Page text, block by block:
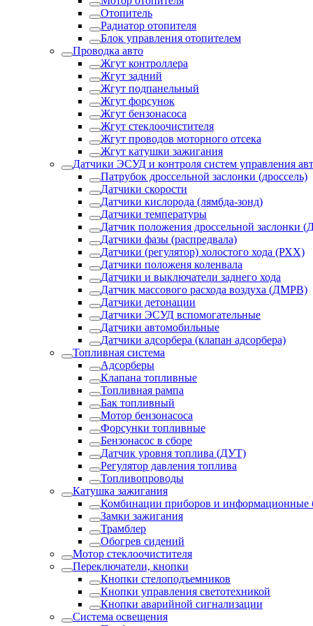
Отопитель
Радиатор отопителя
Блок управления отопителем
Проводка авто
Жгут контроллера
Жгут задний
Жгут подпанельный
Жгут форсунок
Жгут бензонасоса
Жгут стеклоочистителя
Жгут проводов моторного отсека
Жгут катушки зажигания
Датчики ЭСУД и контроля систем управления
Патрубок дроссельной заслонки (дроссель)
Датчики скорости
Датчики кислорода (лямбда-зонд)
Датчики температуры
Датчик положения дроссельной заслонки
Датчики фазы (распредвала)
Датчики (регулятор) холостого хода (РХХ)
Датчики положеня коленвала
Датчики и выключатели заднего хода
Датчик массового расхода воздуха (ДМРВ)
Датчики детонации
Датчики ЭСУД вспомогательные
Датчики автомобильные
Датчики адсорбера (клапан адсорбера)
Топливная система
Адсорберы
Клапана топливные
Топливная рампа
Бак топливный
Мотор бензонасоса
Форсунки топливные
Бензонасос в сборе
Датчик уровня топлива (ДУТ)
Регулятор давления топлива
Топливопроводы
Катушка зажигания
Комбинации приборов и информационные
Замки зажигания
Трамблер
Обогрев сидений
Мотор стеклоочистителя
Переключатели, кнопки
Кнопки стелоподъемников
Кнопки управления светотехникой
Кнопки аварийной сигнализации
Система освещения